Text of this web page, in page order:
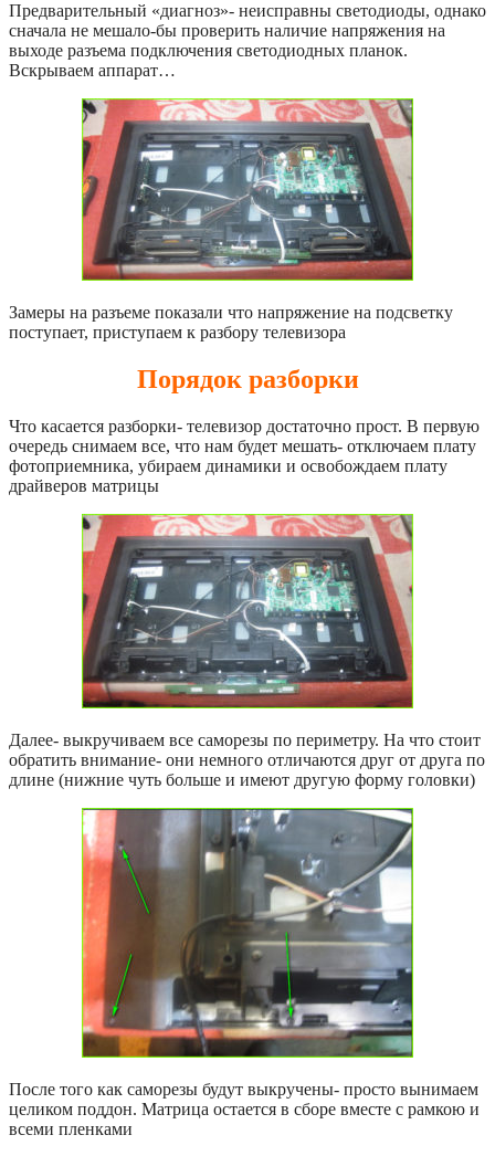
Предварительный «диагноз»- неисправны светодиоды, однако
сначала не мешало-бы проверить наличие напряжения на
выходе разъема подключения светодиодных планок.
Вскрываем аппарат…
Замеры на разъеме показали что напряжение на подсветку
поступает, приступаем к разбору телевизора
Порядок разборки
Что касается разборки- телевизор достаточно прост. В первую
очередь снимаем все, что нам будет мешать- отключаем плату
фотоприемника, убираем динамики и освобождаем плату
драйверов матрицы
Далее- выкручиваем все саморезы по периметру. На что стоит
обратить внимание- они немного отличаются друг от друга по
длине (нижние чуть больше и имеют другую форму головки)
После того как саморезы будут выкручены- просто вынимаем
целиком поддон. Матрица остается в сборе вместе с рамкою и
всеми пленками